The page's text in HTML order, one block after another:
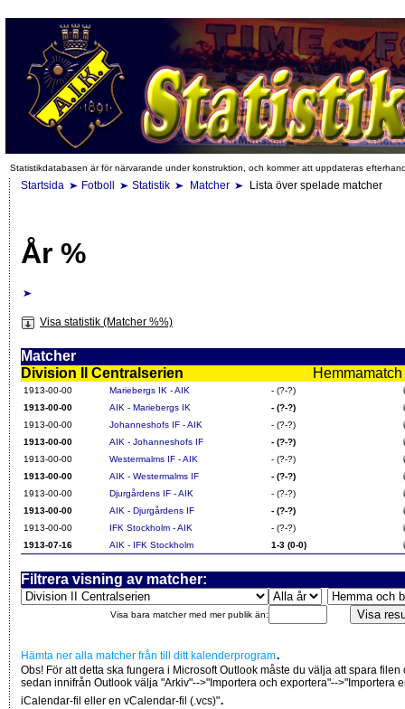
Statistikdatabasen är för närvarande under konstruktion, och kommer att uppdateras
Startsida Fotboll Statistik Matcher Lista över spelade matcher
År %
Visa statistik (Matcher %%)
Matcher
Division II Centralserien
1913-00-00 Mariebergs IK - AIK
- (?-?)
1913-00-00
AIK - Mariebergs IK
- (?-?)
1913-00-00
Johanneshofs IF - AIK
- (?-?)
1913-00-00
AIK - Johanneshofs IF
- (?-?)
1913-00-00
Westermalms IF - AIK
- (?-?)
1913-00-00
AIK - Westermalms IF
- (?-?)
1913-00-00
Djurgårdens IF - AIK
- (?-?)
1913-00-00
AIK - Djurgårdens IF
- (?-?)
1913-00-00
IFK Stockholm - AIK
- (?-?)
1913-07-16
AIK - IFK Stockholm 1-3 (0-0)
Filtrera visning av matcher:
Visa bara matcher med mer publik än:
Hämta ner alla matcher från till ditt kalenderprogram.
Obs! För att detta ska fungera i Microsoft Outlook måste du välja att spara filen
sedan innifrån Outlook välja "Arkiv"-->"Importera och exportera"-->"Importera
iCalendar-fil eller en vCalendar-fil (.vcs)".